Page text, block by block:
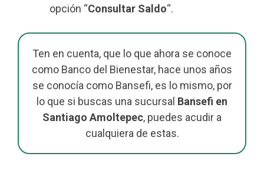
opción “Consultar Saldo“.
Ten en cuenta, que lo que ahora se conoce
como Banco del Bienestar, hace unos años
se conocía como Bansefi, es lo mismo, por
lo que si buscas una sucursal Bansefi en
Santiago Amoltepec, puedes acudir a
cualquiera de estas.